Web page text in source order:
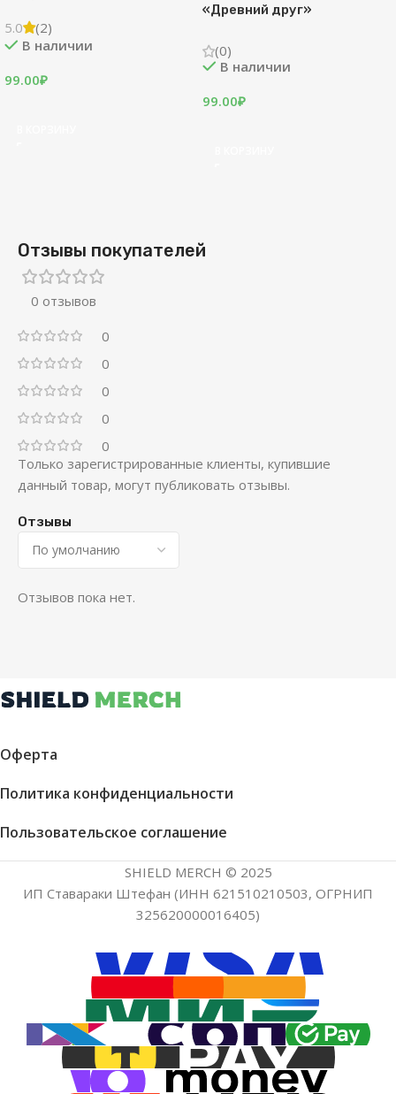
5.0
(2)
В наличии
99.00₽
«Древний друг»
(0)
В наличии
99.00₽
Отзывы покупателей
0 отзывов
0
0
0
0
0
Отзывы
Отзывов пока нет.
Только зарегистрированные клиенты, купившие
данный товар, могут публиковать отзывы.
Оферта
Политика конфиденциальности
Пользовательское соглашение
SHIELD MERCH © 2025
ИП Ставараки Штефан (ИНН 621510210503, ОГРНИП
325620000016405)